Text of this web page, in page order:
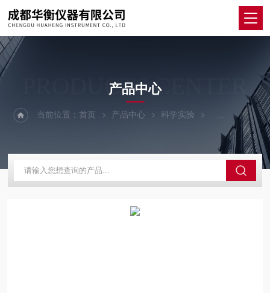
PRODUCTS CENTER
产品中心
当前位置：首页 产品中心 科学实验 其他仪器设备